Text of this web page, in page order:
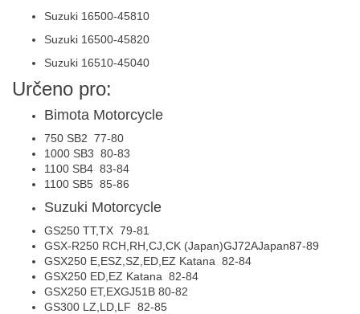
Suzuki 16500-45810
Suzuki 16500-45820
Suzuki 16510-45040
Určeno pro:
Bimota Motorcycle
750 SB2 77-80
1000 SB3 80-83
1100 SB4 83-84
1100 SB5 85-86
Suzuki Motorcycle
GS250 TT,TX 79-81
GSX-R250 RCH,RH,CJ,CK (Japan)GJ72AJapan87-89
GSX250 E,ESZ,SZ,ED,EZ Katana 82-84
GSX250 ED,EZ Katana 82-84
GSX250 ET,EXGJ51B 80-82
GS300 LZ,LD,LF 82-85